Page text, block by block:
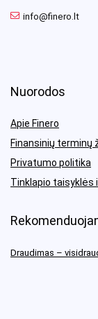
info@finero.lt
Nuorodos
Apie Finero
Finansinių terminų
Privatumo politika
Tinklapio taisyklės
Draudimas –